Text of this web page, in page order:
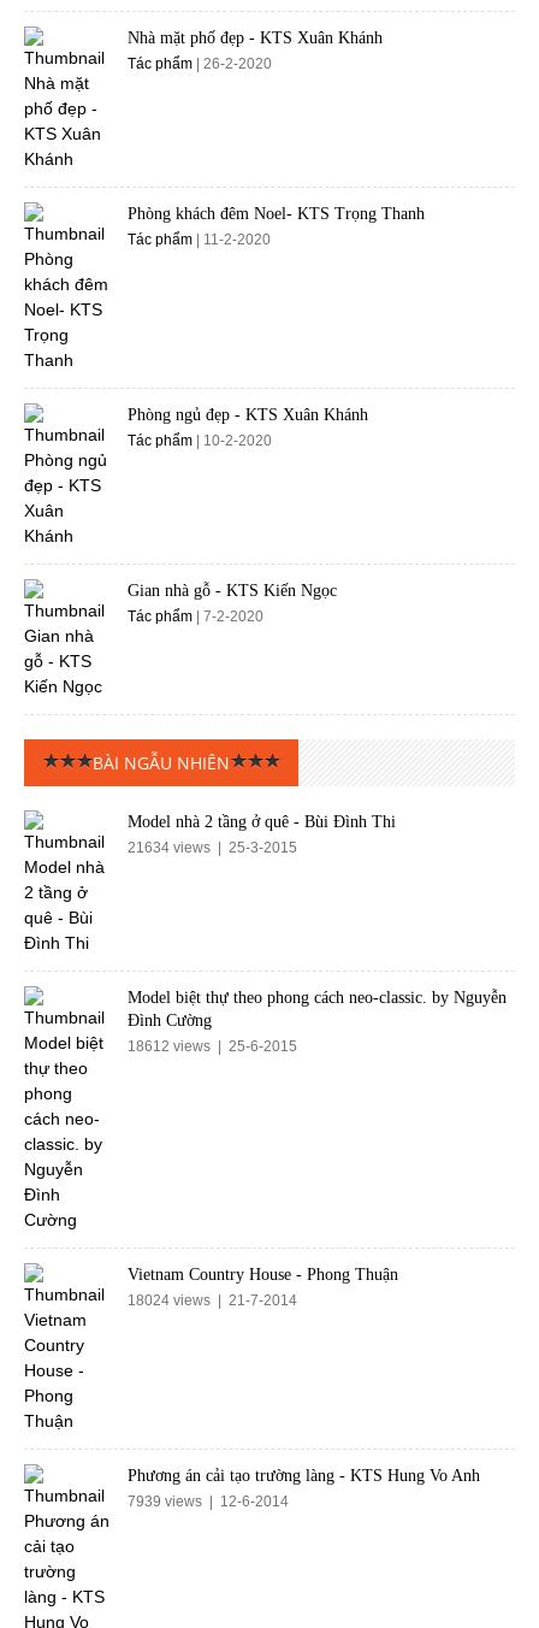
Nhà mặt phố đẹp - KTS Xuân Khánh
Tác phẩm | 26-2-2020
Phòng khách đêm Noel- KTS Trọng Thanh
Tác phẩm | 11-2-2020
Phòng ngủ đẹp - KTS Xuân Khánh
Tác phẩm | 10-2-2020
Gian nhà gỗ - KTS Kiến Ngọc
Tác phẩm | 7-2-2020
BÀI NGẪU NHIÊN
Model nhà 2 tầng ở quê - Bùi Đình Thi
21634 views | 25-3-2015
Model biệt thự theo phong cách neo-classic. by Nguyễn
Đình Cường
18612 views | 25-6-2015
Vietnam Country House - Phong Thuận
18024 views | 21-7-2014
Phương án cải tạo trường làng - KTS Hung Vo Anh
7939 views | 12-6-2014